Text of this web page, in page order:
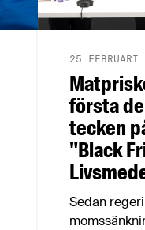
första
tecken
"Black
25 FEBRUARI
Sedan